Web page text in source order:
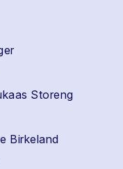
Storeng
Birkeland